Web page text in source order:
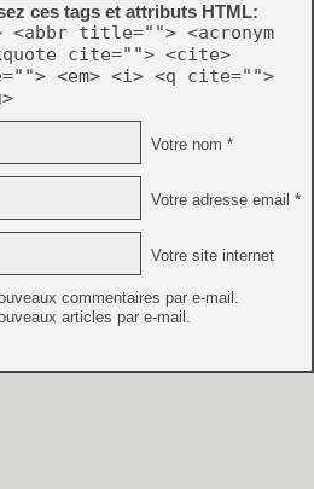
ces tags et attributs HTML:
title=""> <acronym
cite=""> <cite>
<em> <i> <q cite="">
Votre nom *
Votre adresse email *
Votre site internet
commentaires par e-mail.
articles par e-mail.